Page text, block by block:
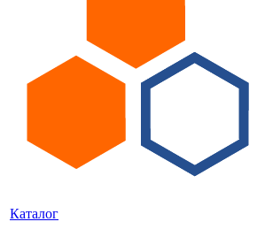
Каталог